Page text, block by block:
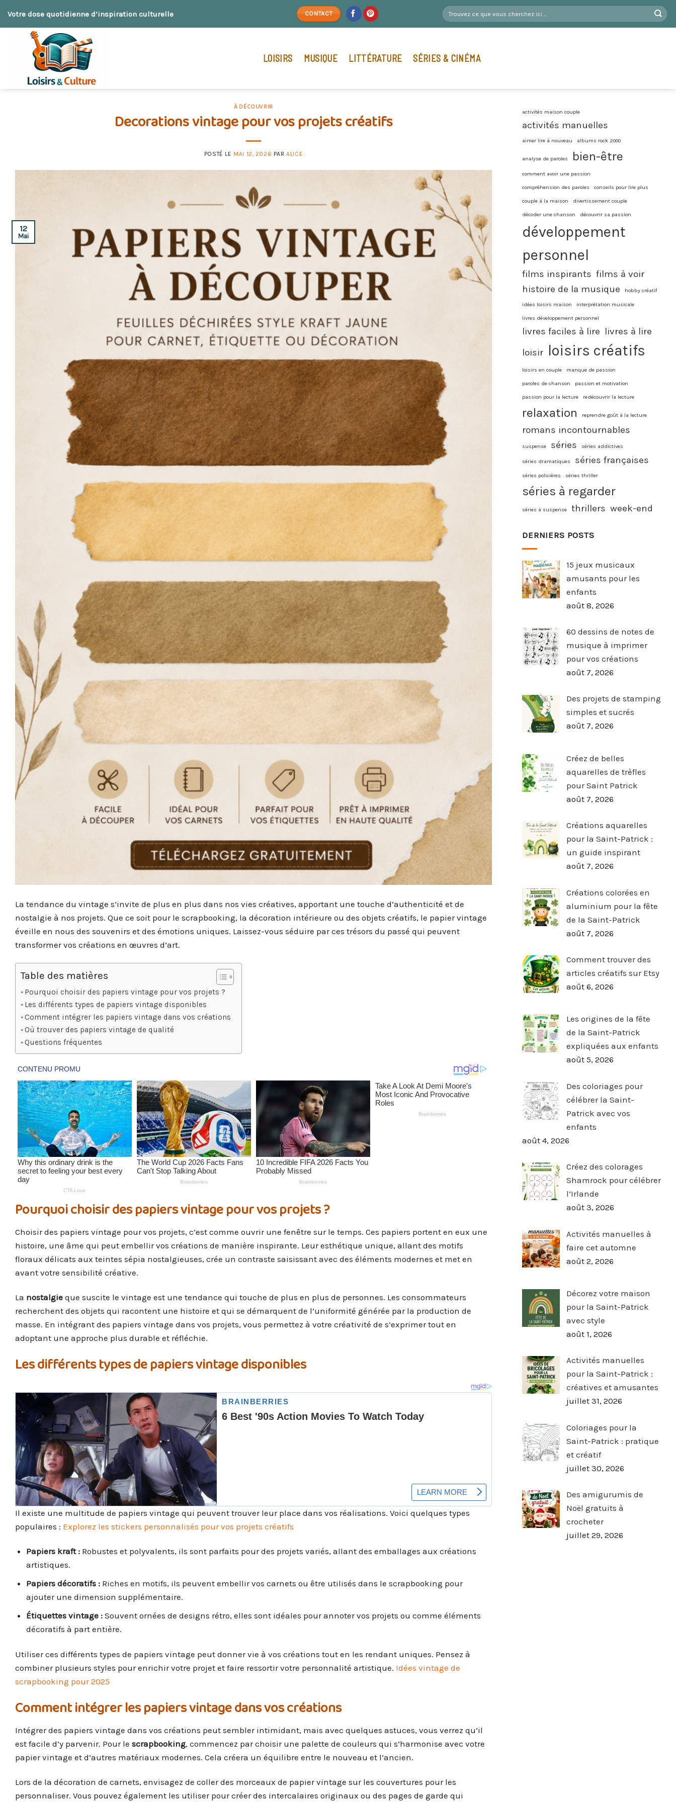
Votre dose quotidienne d’inspiration culturelle CONTACT
LOISIRS MUSIQUE LITTÉRATURE SÉRIES & CINÉMA
À DÉCOUVRIR
Decorations vintage pour vos projets créatifs
POSTÉ LE MAI 12, 2026 PARALICE
12
Mai
La tendance du vintage s’invite de plus en plus dans nos vies créatives, apportant une touche d’authenticité et de
nostalgie à nos projets. Que ce soit pour le scrapbooking, la décoration intérieure ou des objets créatifs, le papier vintage
éveille en nous des souvenirs et des émotions uniques. Laissez-vous séduire par ces trésors du passé qui peuvent
transformer vos créations en œuvres d’art.
Table des matières
Pourquoi choisir des papiers vintage pour vos projets ?
Les différents types de papiers vintage disponibles
Comment intégrer les papiers vintage dans vos créations
Où trouver des papiers vintage de qualité
Questions fréquentes
Pourquoi choisir des papiers vintage pour vos projets ?
Choisir des papiers vintage pour vos projets, c’est comme ouvrir une fenêtre sur le temps. Ces papiers portent en eux une
histoire, une âme qui peut embellir vos créations de manière inspirante. Leur esthétique unique, allant des motifs
floraux délicats aux teintes sépia nostalgieuses, crée un contraste saisissant avec des éléments modernes et met en
avant votre sensibilité créative.
La nostalgie que suscite le vintage est une tendance qui touche de plus en plus de personnes. Les consommateurs
recherchent des objets qui racontent une histoire et qui se démarquent de l’uniformité générée par la production de
masse. En intégrant des papiers vintage dans vos projets, vous permettez à votre créativité de s’exprimer tout en
adoptant une approche plus durable et réfléchie.
Les différents types de papiers vintage disponibles
Il existe une multitude de papiers vintage qui peuvent trouver leur place dans vos réalisations. Voici quelques types
populaires : Explorez les stickers personnalisés pour vos projets créatifs
Papiers kraft : Robustes et polyvalents, ils sont parfaits pour des projets variés, allant des emballages aux créations
artistiques.
Papiers décoratifs : Riches en motifs, ils peuvent embellir vos carnets ou être utilisés dans le scrapbooking pour
ajouter une dimension supplémentaire.
Étiquettes vintage : Souvent ornées de designs rétro, elles sont idéales pour annoter vos projets ou comme éléments
décoratifs à part entière.
Utiliser ces différents types de papiers vintage peut donner vie à vos créations tout en les rendant uniques. Pensez à
combiner plusieurs styles pour enrichir votre projet et faire ressortir votre personnalité artistique. Idées vintage de
scrapbooking pour 2025
Comment intégrer les papiers vintage dans vos créations
Intégrer des papiers vintage dans vos créations peut sembler intimidant, mais avec quelques astuces, vous verrez qu’il
est facile d’y parvenir. Pour le scrapbooking, commencez par choisir une palette de couleurs qui s’harmonise avec votre
papier vintage et d’autres matériaux modernes. Cela créera un équilibre entre le nouveau et l’ancien.
Lors de la décoration de carnets, envisagez de coller des morceaux de papier vintage sur les couvertures pour les
personnaliser. Vous pouvez également les utiliser pour créer des intercalaires originaux ou des pages de garde qui
activités maison couple
activités manuelles
aimer lire à nouveau albums rock 2000
analyse de paroles bien-être
comment avoir une passion
compréhension des paroles conseils pour lire plus
couple à la maison divertissement couple
décoder une chanson découvrir sa passion
développement
personnel
films inspirants films à voir
histoire de la musique
hobby créatif
idées loisirs maison interprétation musicale
livres développement personnel
livres faciles à lire livres à lire
loisir loisirs créatifs
loisirs en couple manque de passion
paroles de chanson passion et motivation
passion pour la lecture redécouvrir la lecture
relaxation reprendre goût à la lecture
romans incontournables
suspense séries séries addictives
séries dramatiques séries françaises
séries policières séries thriller
séries à regarder
séries à suspense thrillers week-end
DERNIERS POSTS
15 jeux musicaux
amusants pour les
enfants
août 8, 2026
60 dessins de notes de
musique à imprimer
pour vos créations
août 7, 2026
Des projets de stamping
simples et sucrés
août 7, 2026
Créez de belles
aquarelles de trèfles
pour Saint Patrick
août 7, 2026
Créations aquarelles
pour la Saint-Patrick :
un guide inspirant
août 7, 2026
Créations colorées en
aluminium pour la fête
de la Saint-Patrick
août 7, 2026
Comment trouver des
articles créatifs sur Etsy
août 6, 2026
Les origines de la fête
de la Saint-Patrick
expliquées aux enfants
août 5, 2026
Des coloriages pour
célébrer la Saint-
Patrick avec vos
enfants
août 4, 2026
Créez des colorages
Shamrock pour célébrer
l’Irlande
août 3, 2026
Activités manuelles à
faire cet automne
août 2, 2026
Décorez votre maison
pour la Saint-Patrick
avec style
août 1, 2026
Activités manuelles
pour la Saint-Patrick :
créatives et amusantes
juillet 31, 2026
Coloriages pour la
Saint-Patrick : pratique
et créatif
juillet 30, 2026
Des amigurumis de
Noël gratuits à
crocheter
juillet 29, 2026